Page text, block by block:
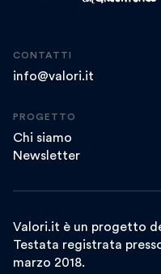
CONTATTI
info@valori.it
PROGETTO
Chi siamo
Newsletter
Valori.it è un progetto
Testata registrata
marzo 2018.